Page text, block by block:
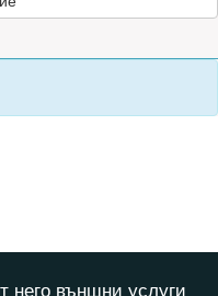
него външни услуги